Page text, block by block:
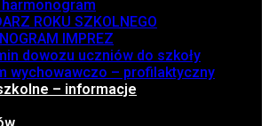
ROKU SZKOLNEGO
IMPREZ
dowozu uczniów do szkoły
wychowawczo – profilaktyczny
– informacje